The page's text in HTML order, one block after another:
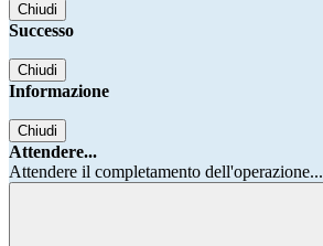
Chiudi
Successo
Chiudi
Informazione
Chiudi
Attendere...
Attendere il completamento dell'operazione...